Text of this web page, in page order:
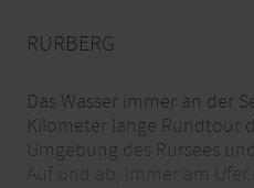
RURBERG
Das Wasser immer an der
Kilometer lange Rundtour
Umgebung des Rursees
Auf und ab, immer am